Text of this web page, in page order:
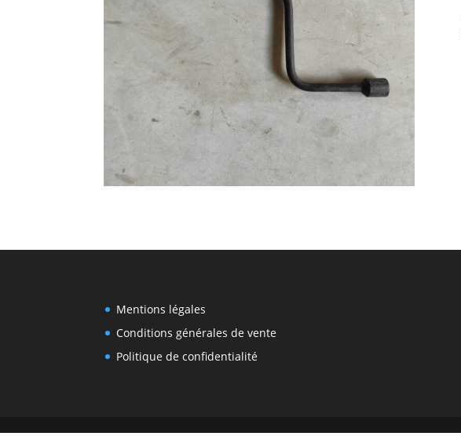
Mentions légales
Conditions générales de vente
Politique de confidentialité